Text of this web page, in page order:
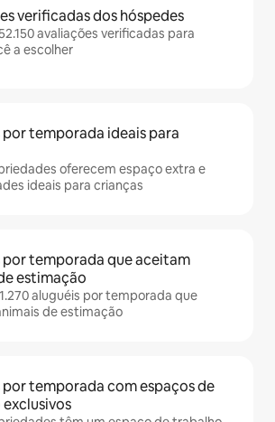
verificadas dos hóspedes
avaliações verificadas para
a escolher
por temporada ideais para
oferecem espaço extra e
ideais para crianças
por temporada que aceitam
estimação
aluguéis por temporada que
de estimação
por temporada com espaços de